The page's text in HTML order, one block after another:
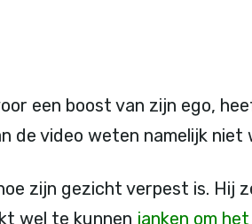
een boost van zijn ego,
de video weten namelijk niet
zijn gezicht verpest is. Hij
wel te kunnen janken om